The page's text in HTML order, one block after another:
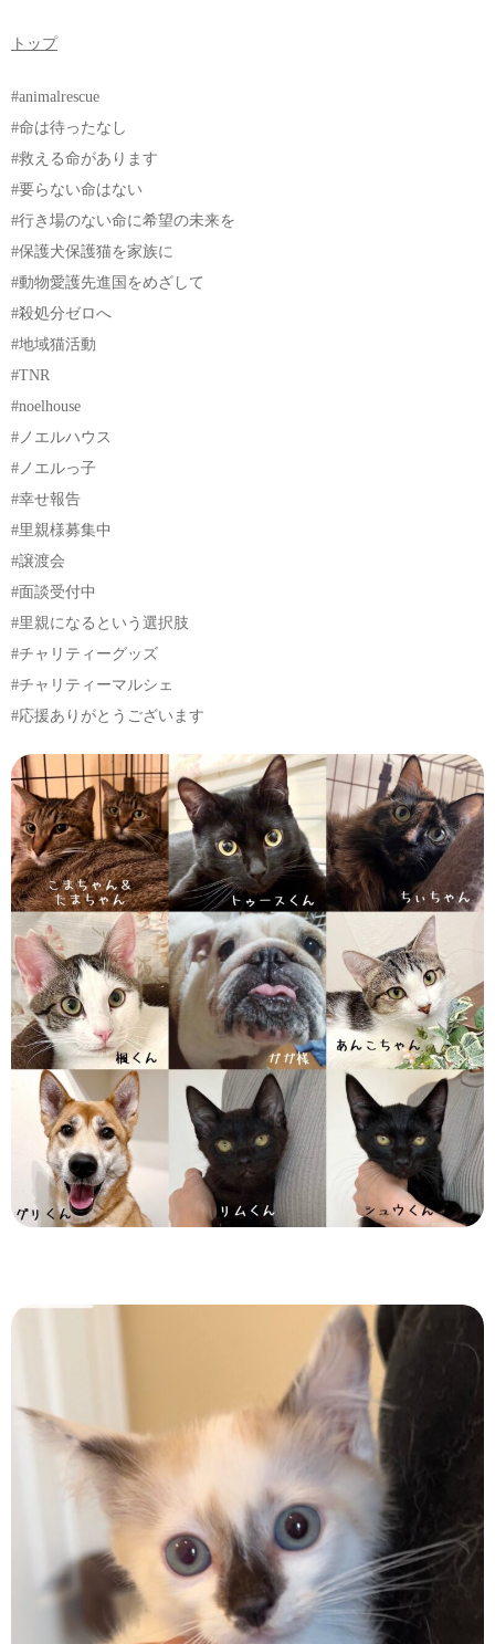
トップ
#animalrescue
#命は待ったなし
#救える命があります
#要らない命はない
#行き場のない命に希望の未来を
#保護犬保護猫を家族に
#動物愛護先進国をめざして
#殺処分ゼロへ
#地域猫活動
#TNR
#noelhouse
#ノエルハウス
#ノエルっ子
#幸せ報告
#里親様募集中
#譲渡会
#面談受付中
#里親になるという選択肢
#チャリティーグッズ
#チャリティーマルシェ
#応援ありがとうございます